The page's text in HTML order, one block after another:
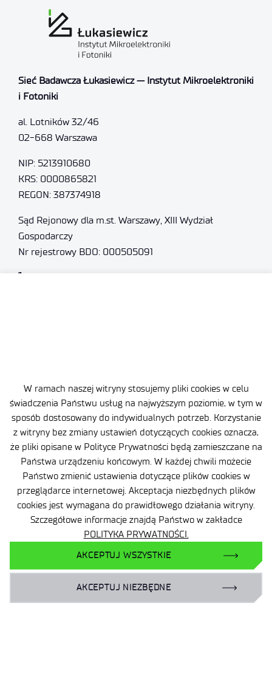
W ramach naszej witryny stosujemy pliki cookies w celu
świadczenia Państwu usług na najwyższym poziomie, w tym w
sposób dostosowany do indywidualnych potrzeb. Korzystanie
z witryny bez zmiany ustawień dotyczących cookies oznacza,
że pliki opisane w Polityce Prywatności będą zamieszczane na
Państwa urządzeniu końcowym. W każdej chwili możecie
Państwo zmienić ustawienia dotyczące plików cookies w
przeglądarce internetowej. Akceptacja niezbędnych plików
cookies jest wymagana do prawidłowego działania witryny.
Szczegółowe informacje znajdą Państwo w zakładce
POLITYKA PRYWATNOŚCI.
AKCEPTUJ WSZYSTKIE
AKCEPTUJ NIEZBĘDNE
Sieć Badawcza Łukasiewicz — Instytut Mikroelektroniki
i Fotoniki
al. Lotników 32/46
02-668 Warszawa
NIP: 5213910680
KRS: 0000865821
REGON: 387374918
Sąd Rejonowy dla m.st. Warszawy, XIII Wydział
Gospodarczy
Nr rejestrowy BDO: 000505091
Ważne informacje
Zamówienia publiczne
Wynajem powierzchni
Facebook
LinkedIn
YouTube